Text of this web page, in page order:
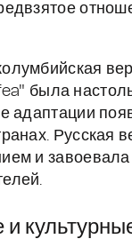
была
адаптации
Русская
и